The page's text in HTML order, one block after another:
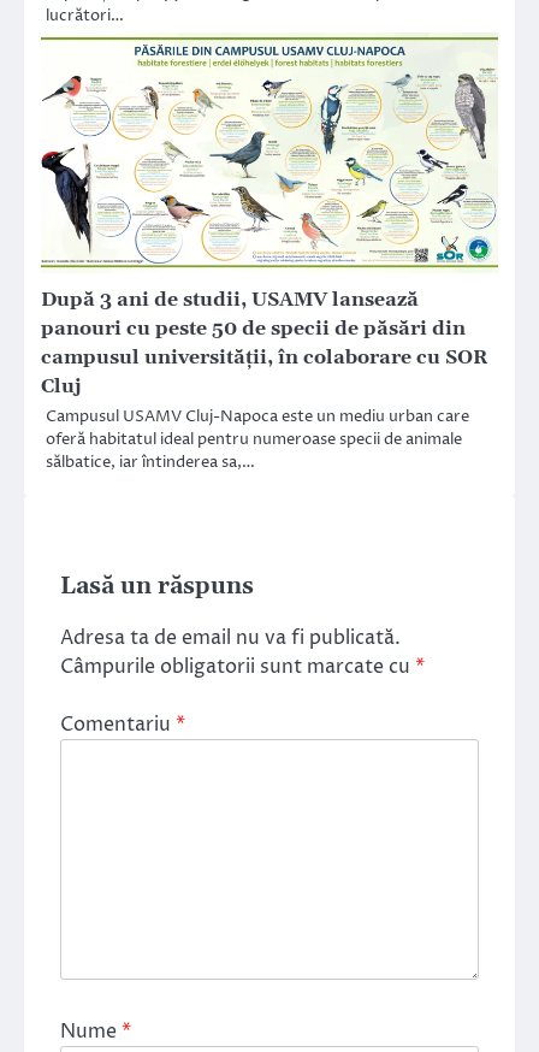
lucrători…
După 3 ani de studii, USAMV lansează
panouri cu peste 50 de specii de păsări din
campusul universității, în colaborare cu SOR
Cluj
Campusul USAMV Cluj-Napoca este un mediu urban care
oferă habitatul ideal pentru numeroase specii de animale
sălbatice, iar întinderea sa,…
Lasă un răspuns
Adresa ta de email nu va fi publicată.
Câmpurile obligatorii sunt marcate cu *
Comentariu *
Nume*